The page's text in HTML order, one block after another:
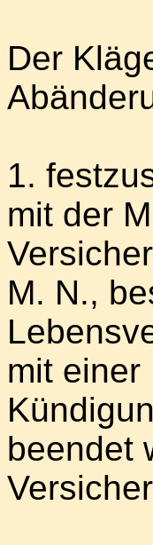
Der
1.
mit der
M. N.,
mit einer
beendet